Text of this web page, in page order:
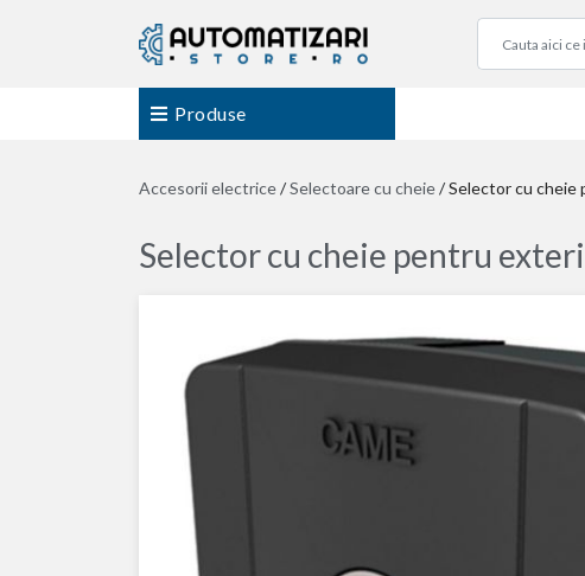
Produse
Accesorii electrice/Selectoare cu cheie/Selector cu cheie
Selector cu cheie pentru